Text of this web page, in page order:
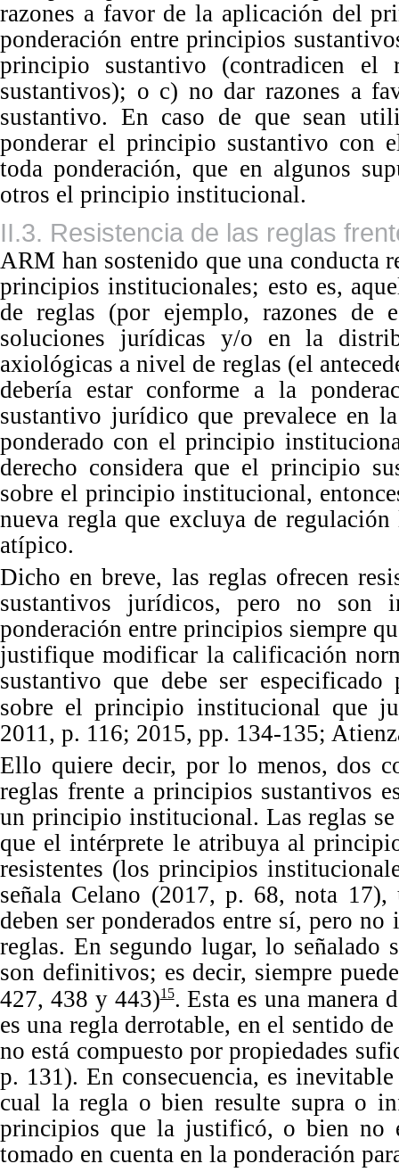
razones a favor de la aplicación del
ponderación entre principios
principio sustantivo (contradicen el
sustantivos); o c) no dar razones a
sustantivo. En caso de que sean
ponderar el principio sustantivo con
toda ponderación, que en algunos
otros el principio institucional.
II.3. Resistencia de las reglas
ARM han sostenido que una conducta
principios institucionales; esto es,
de reglas (por ejemplo, razones de
soluciones jurídicas y/o en la
axiológicas a nivel de reglas (el
debería estar conforme a la
sustantivo jurídico que prevalece en
ponderado con el principio
derecho considera que el principio
sobre el principio institucional,
nueva regla que excluya de
atípico.
Dicho en breve, las reglas ofrecen
sustantivos jurídicos, pero no son
ponderación entre principios siempre
justifique modificar la calificación
sustantivo que debe ser especificado
sobre el principio institucional que
2011, p. 116; 2015, pp. 134-135;
Ello quiere decir, por lo menos, dos
reglas frente a principios sustantivos
un principio institucional. Lasreglas
que el intérprete le atribuya al
resistentes (los principios
señala Celano (2017, p. 68, nota 17),
deben ser ponderados entre sí, pero
reglas. En segundo lugar, lo señalado
son definitivos; es decir, siempre
427, 438 y 443)15. Esta es una manera
es una regla derrotable, en el sentido
no está compuesto por propiedades
p. 131). En consecuencia, es
cual la regla o bien resulte supra o
principios que la justificó, o bien no
tomado en cuenta en la ponderación